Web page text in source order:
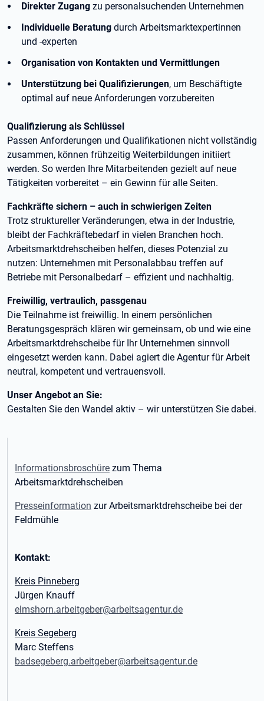
Direkter Zugang zu personalsuchenden Unternehmen
Individuelle Beratung durch Arbeitsmarktexpertinnen
und -experten
Organisation von Kontakten und Vermittlungen
Unterstützung bei Qualifizierungen, um Beschäftigte
optimal auf neue Anforderungen vorzubereiten
Qualifizierung als Schlüssel
Passen Anforderungen und Qualifikationen nicht vollständig
zusammen, können frühzeitig Weiterbildungen initiiert
werden. So werden Ihre Mitarbeitenden gezielt auf neue
Tätigkeiten vorbereitet – ein Gewinn für alle Seiten.
Fachkräfte sichern – auch in schwierigen Zeiten
Trotz struktureller Veränderungen, etwa in der Industrie,
bleibt der Fachkräftebedarf in vielen Branchen hoch.
Arbeitsmarktdrehscheiben helfen, dieses Potenzial zu
nutzen: Unternehmen mit Personalabbau treffen auf
Betriebe mit Personalbedarf – effizient und nachhaltig.
Freiwillig, vertraulich, passgenau
Die Teilnahme ist freiwillig. In einem persönlichen
Beratungsgespräch klären wir gemeinsam, ob und wie eine
Arbeitsmarktdrehscheibe für Ihr Unternehmen sinnvoll
eingesetzt werden kann. Dabei agiert die Agentur für Arbeit
neutral, kompetent und vertrauensvoll.
Unser Angebot an Sie:
Gestalten Sie den Wandel aktiv – wir unterstützen Sie dabei.
Informationsbroschüre zum Thema
Arbeitsmarktdrehscheiben
Presseinformation zur Arbeitsmarktdrehscheibe bei der
Feldmühle
Kontakt:
Kreis Pinneberg
Jürgen Knauff
elmshorn.arbeitgeber@arbeitsagentur.de
Kreis Segeberg
Marc Steffens
badsegeberg.arbeitgeber@arbeitsagentur.de